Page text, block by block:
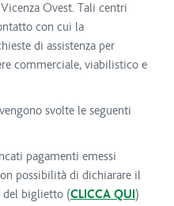
Ovest. Tali centri
con cui la
di assistenza per
commerciale, viabilistico e
svolte le seguenti
pagamenti emessi
possibilità di dichiarare il
del biglietto (CLICCA QUI)